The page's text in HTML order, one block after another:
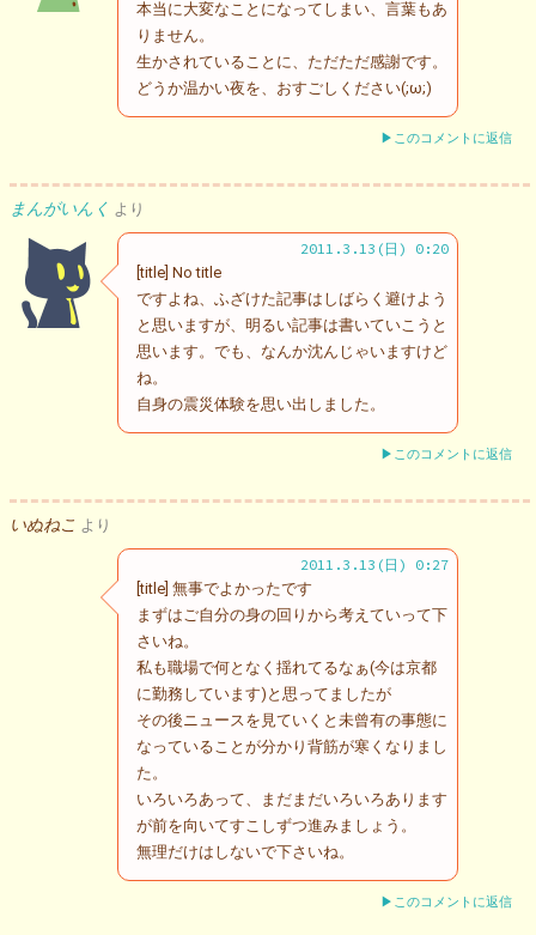
本当に大変なことになってしまい、言葉もあ
りません。
生かされていることに、ただただ感謝です。
どうか温かい夜を、おすごしください(;ω;)
▶このコメントに返信
まんがいんく より
2011.3.13(日) 0:20
[title] No title
ですよね、ふざけた記事はしばらく避けよう
と思いますが、明るい記事は書いていこうと
思います。でも、なんか沈んじゃいますけど
ね。
自身の震災体験を思い出しました。
▶このコメントに返信
いぬねこ より
2011.3.13(日) 0:27
[title] 無事でよかったです
まずはご自分の身の回りから考えていって下
さいね。
私も職場で何となく揺れてるなぁ(今は京都
に勤務しています)と思ってましたが
その後ニュースを見ていくと未曾有の事態に
なっていることが分かり背筋が寒くなりまし
た。
いろいろあって、まだまだいろいろあります
が前を向いてすこしずつ進みましょう。
無理だけはしないで下さいね。
▶このコメントに返信